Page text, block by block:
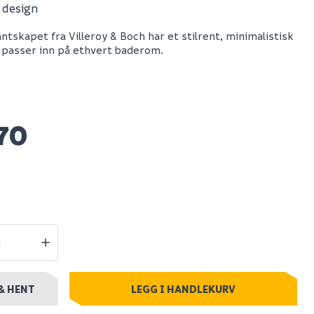
ii 12
Grohe solido 4in1 set
komplett
innbyggingstoalett
fra Villeroy & Boch har et stilrent, minimalistisk
inn på ethvert baderom.
HENT LEGG I HANDLEKURV